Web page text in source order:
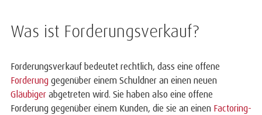
Was ist Forderungsverkauf?
Forderungsverkauf bedeutet rechtlich, dass eine offene
Forderung gegenüber einem Schuldner an einen neuen
Gläubiger abgetreten wird. Sie haben also eine offene
Forderung gegenüber einem Kunden, die sie an einen Factoring-